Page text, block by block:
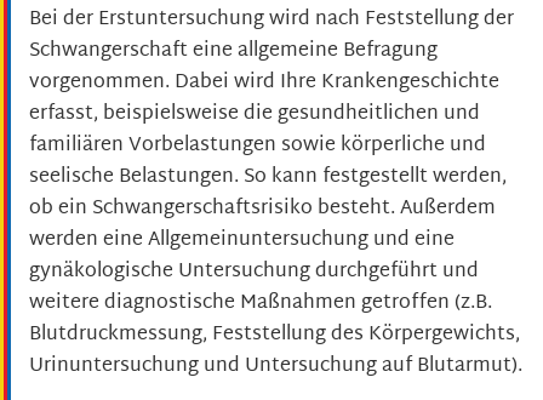
Bei der Erstuntersuchung wird nach Feststellung der
Schwangerschaft eine allgemeine Befragung
vorgenommen. Dabei wird Ihre Krankengeschichte
erfasst, beispielsweise die gesundheitlichen und
familiären Vorbelastungen sowie körperliche und
seelische Belastungen. So kann festgestellt werden,
ob ein Schwangerschaftsrisiko besteht.Außerdem
werden eine Allgemeinuntersuchung und eine
gynäkologische Untersuchung durchgeführt und
weitere diagnostische Maßnahmen getroffen (z.B.
Blutdruckmessung, Feststellung des Körpergewichts,
Urinuntersuchung und Untersuchung auf Blutarmut).